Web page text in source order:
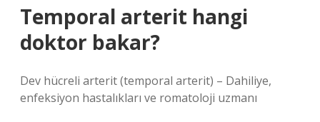
Temporal arterit hangi
doktor bakar?
Dev hücreli arterit (temporal arterit) – Dahiliye,
enfeksiyon hastalıkları ve romatoloji uzmanı